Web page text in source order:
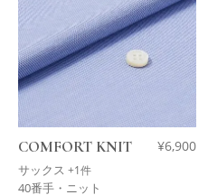
COMFORT KNIT
サックス +1件
¥6,900
40番手・ニット